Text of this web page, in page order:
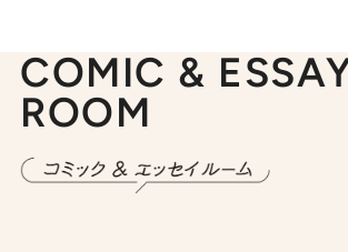
COMIC &
ROOM